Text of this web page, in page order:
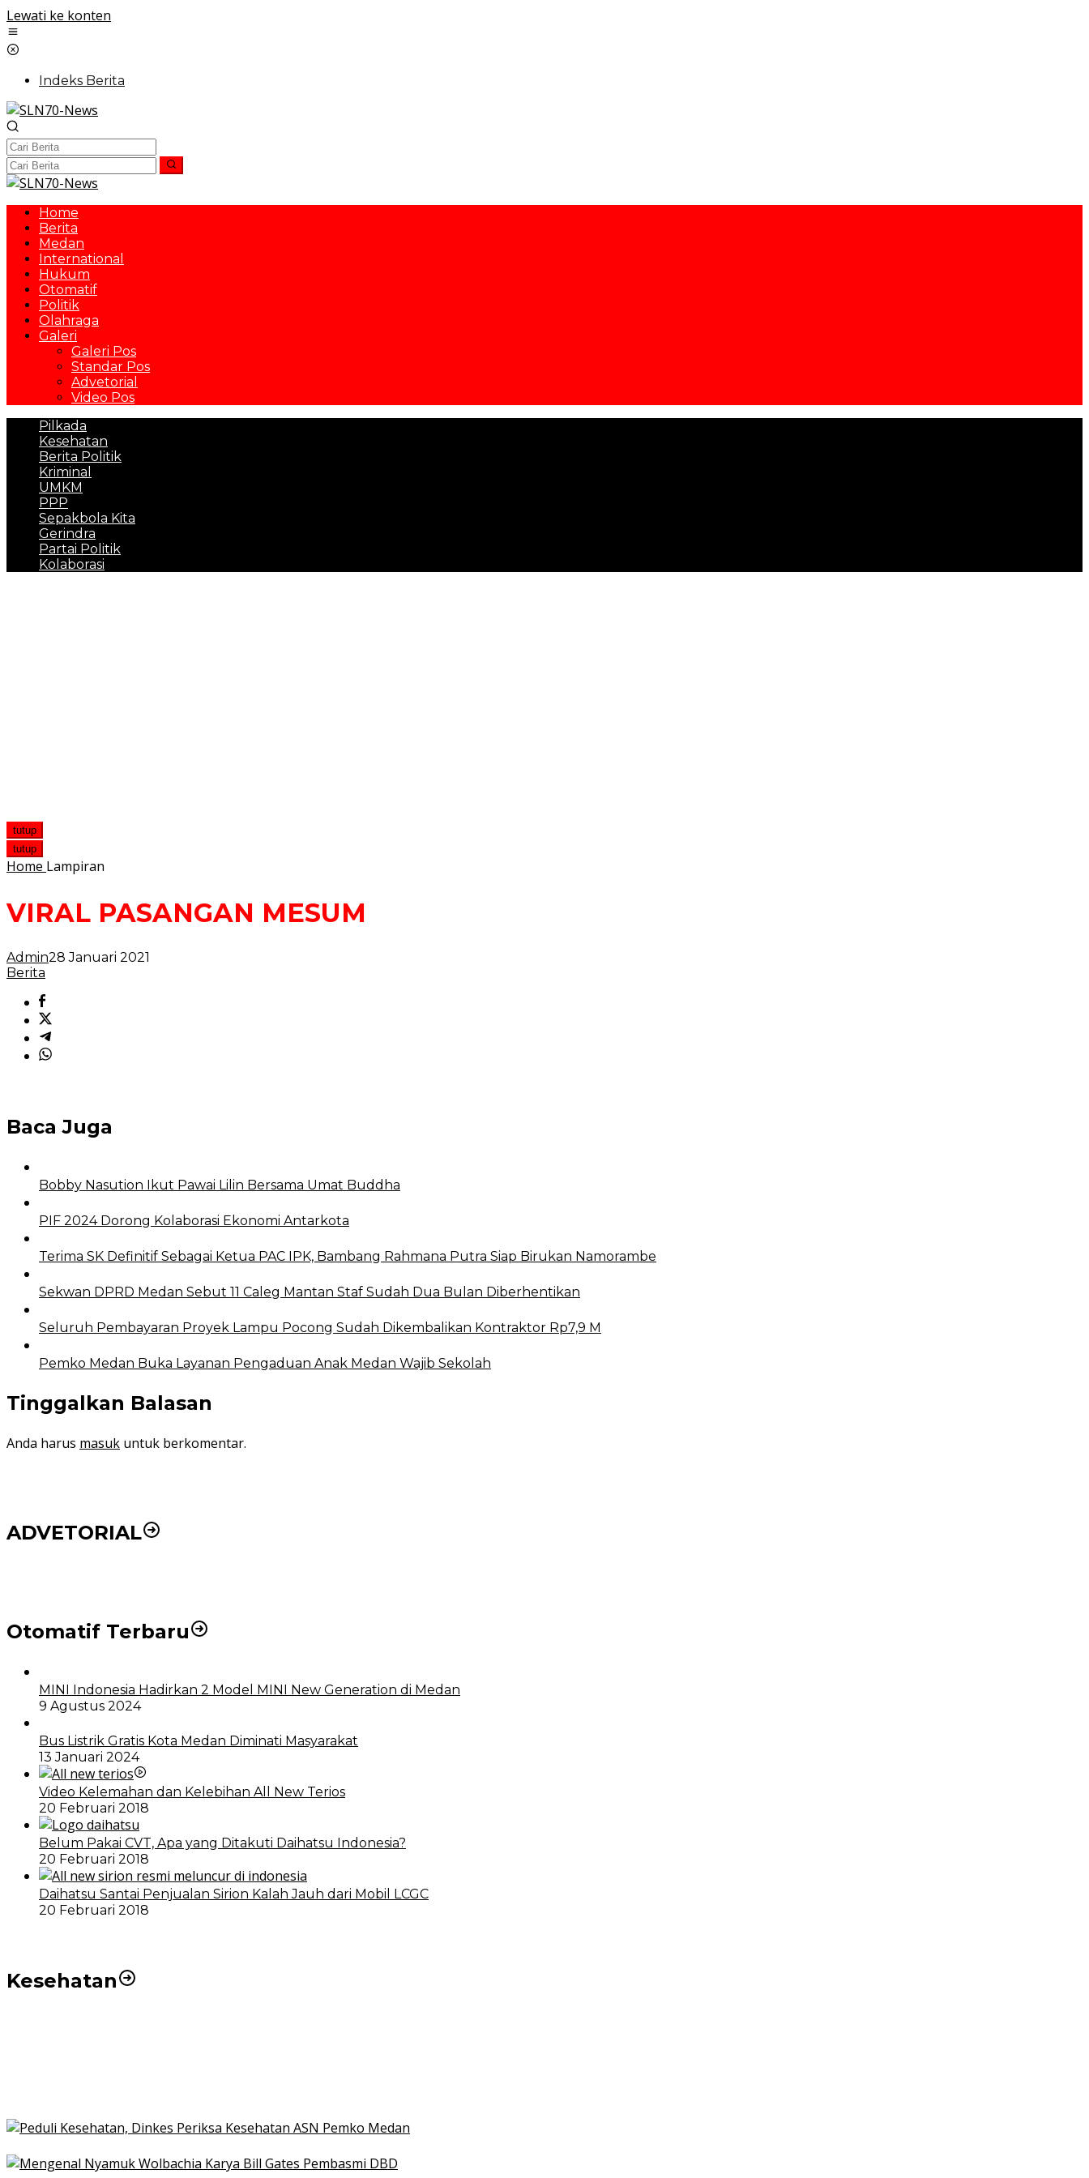
Lewati ke konten
Indeks Berita
Home
Berita
Medan
International
Hukum
Otomatif
Politik
Olahraga
Galeri
Galeri Pos
Standar Pos
Advetorial
Video Pos
Pilkada
Kesehatan
Berita Politik
Kriminal
UMKM
PPP
Sepakbola Kita
Gerindra
Partai Politik
Kolaborasi
tutup
tutup
Home Lampiran
VIRAL PASANGAN MESUM
Admin28 Januari 2021
Berita
Baca Juga
Bobby Nasution Ikut Pawai Lilin Bersama Umat Buddha
PIF 2024 Dorong Kolaborasi Ekonomi Antarkota
Terima SK Definitif Sebagai Ketua PAC IPK, Bambang Rahmana Putra Siap Birukan Namorambe
Sekwan DPRD Medan Sebut 11 Caleg Mantan Staf Sudah Dua Bulan Diberhentikan
Seluruh Pembayaran Proyek Lampu Pocong Sudah Dikembalikan Kontraktor Rp7,9 M
Pemko Medan Buka Layanan Pengaduan Anak Medan Wajib Sekolah
Tinggalkan Balasan
Anda harus masuk untuk berkomentar.
ADVETORIAL
Otomatif Terbaru
MINI Indonesia Hadirkan 2 Model MINI New Generation di Medan
9 Agustus 2024
Bus Listrik Gratis Kota Medan Diminati Masyarakat
13 Januari 2024
Video Kelemahan dan Kelebihan All New Terios
20 Februari 2018
Belum Pakai CVT, Apa yang Ditakuti Daihatsu Indonesia?
20 Februari 2018
Daihatsu Santai Penjualan Sirion Kalah Jauh dari Mobil LCGC
20 Februari 2018
Kesehatan